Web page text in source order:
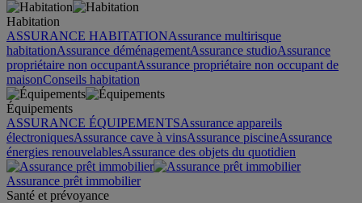
Habitation
ASSURANCE HABITATIONAssurance multirisque
habitationAssurance déménagementAssurance studioAssurance
propriétaire non occupantAssurance propriétaire non occupant de
maisonConseils habitation
Équipements
ASSURANCE ÉQUIPEMENTSAssurance appareils
électroniquesAssurance cave à vinsAssurance piscineAssurance
énergies renouvelablesAssurance des objets du quotidien
Assurance prêt immobilier
Santé et prévoyance